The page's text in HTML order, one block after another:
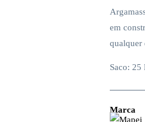
em
qualquer
Saco: 25
Marca